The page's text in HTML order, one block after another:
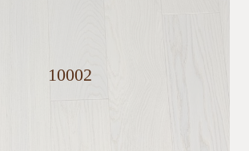
10002